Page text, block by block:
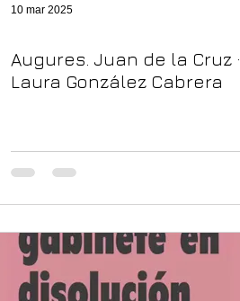
10 mar 2025
Augures. Juan de la Cruz ·
Laura González Cabrera